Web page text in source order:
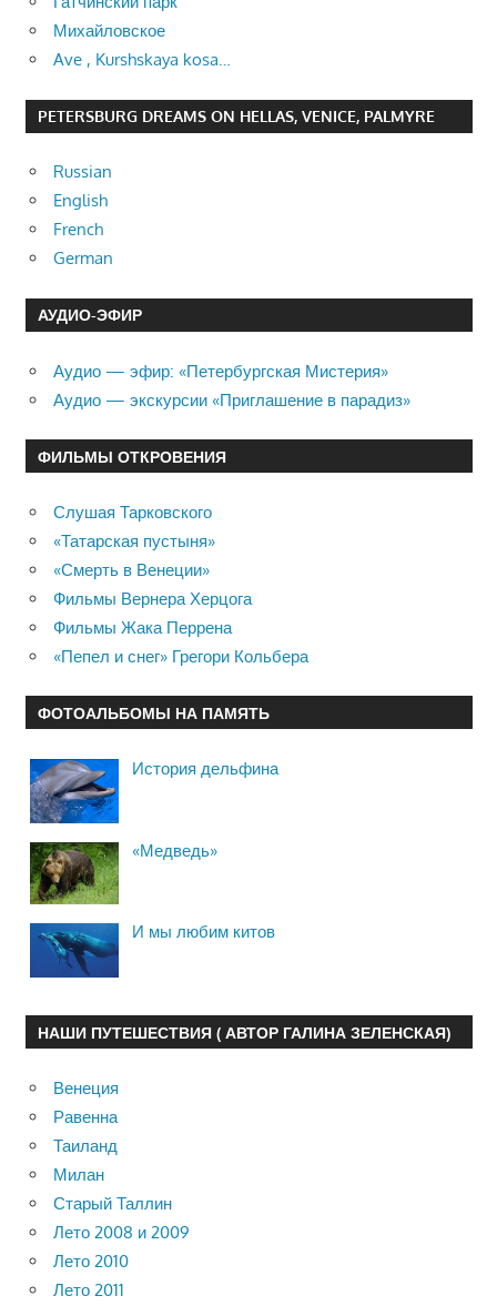
Михайловское
Ave , Kurshskaya kosa…
PETERSBURG DREAMS ON HELLAS, VENICE, PALMYRE
Russian
English
French
German
АУДИО-ЭФИР
Аудио — эфир: «Петербургская Мистерия»
Аудио — экскурсии «Приглашение в парадиз»
ФИЛЬМЫ ОТКРОВЕНИЯ
Слушая Тарковского
«Татарская пустыня»
«Смерть в Венеции»
Фильмы Вернера Херцога
Фильмы Жака Перрена
«Пепел и снег» Грегори Кольбера
ФОТОАЛЬБОМЫ НА ПАМЯТЬ
История дельфина
«Медведь»
И мы любим китов
НАШИ ПУТЕШЕСТВИЯ ( АВТОР ГАЛИНА ЗЕЛЕНСКАЯ)
Венеция
Равенна
Таиланд
Милан
Старый Таллин
Лето 2008 и 2009
Лето 2010
Лето 2011